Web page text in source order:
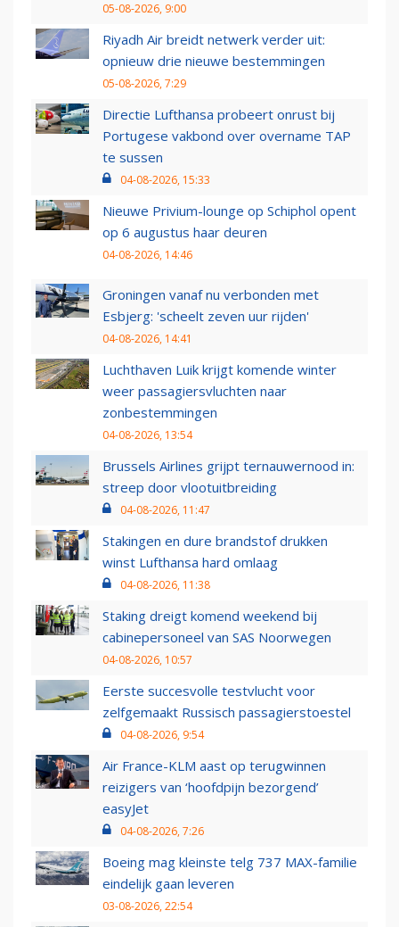
05-08-2026, 9:00
Riyadh Air breidt netwerk verder uit:
opnieuw drie nieuwe bestemmingen
05-08-2026, 7:29
Directie Lufthansa probeert onrust bij
Portugese vakbond over overname TAP
te sussen
04-08-2026, 15:33
Nieuwe Privium-lounge op Schiphol opent
op 6 augustus haar deuren
04-08-2026, 14:46
Groningen vanaf nu verbonden met
Esbjerg: 'scheelt zeven uur rijden'
04-08-2026, 14:41
Luchthaven Luik krijgt komende winter
weer passagiersvluchten naar
zonbestemmingen
04-08-2026, 13:54
Brussels Airlines grijpt ternauwernood in:
streep door vlootuitbreiding
04-08-2026, 11:47
Stakingen en dure brandstof drukken
winst Lufthansa hard omlaag
04-08-2026, 11:38
Staking dreigt komend weekend bij
cabinepersoneel van SAS Noorwegen
04-08-2026, 10:57
Eerste succesvolle testvlucht voor
zelfgemaakt Russisch passagierstoestel
04-08-2026, 9:54
Air France-KLM aast op terugwinnen
reizigers van ‘hoofdpijn bezorgend’
easyJet
04-08-2026, 7:26
Boeing mag kleinste telg 737 MAX-familie
eindelijk gaan leveren
03-08-2026, 22:54